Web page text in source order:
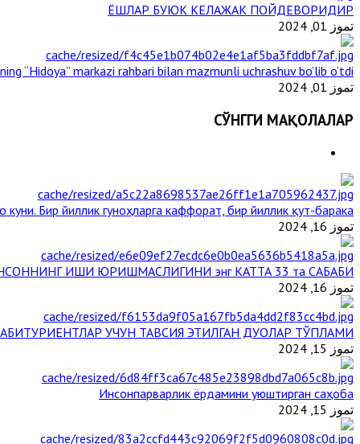
ЁШЛАР БУЮК КЕЛАЖАК ПОЙДЕВОРИДИР
تموز 01, 2024
“Hidoya” markazi rahbari bilan mazmunli uchrashuv bo’lib o’tdi
تموز 01, 2024
СЎНГГИ МАҚОЛАЛАР
куни. Бир йиллик гуноҳларга каффорат, бир йиллик қут-барака
تموز 16, 2024
ИШИ ЮРИШМАСЛИГИНИ энг КАТТА 33 та САБАБИ
تموز 16, 2024
АБИТУРИЕНТЛАР УЧУН ТАВСИЯ ЭТИЛГАН ДУОЛАР ТЎПЛАМИ
تموز 15, 2024
Инсонпарварлик ёрдамини уюштирган саҳоба
تموز 15, 2024